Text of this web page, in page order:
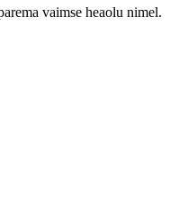
vaimse heaolu nimel.